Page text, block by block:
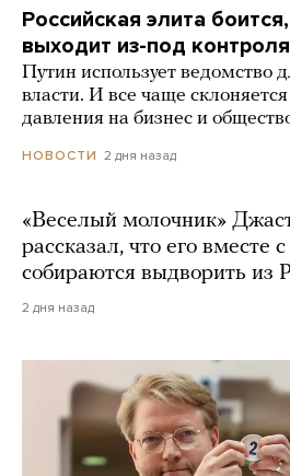
Российская элита
выходит из-под контроля
Путин использует ведомство
власти. И все чаще
давления на бизнес и
НОВОСТИ 2 дня назад
«Веселый молочник»
рассказал, что его вместе
собираются выдворить из
2 дня назад